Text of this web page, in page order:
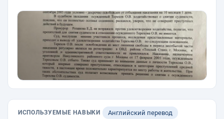
ИСПОЛЬЗУЕМЫЕ НАВЫКИ Английский перевод